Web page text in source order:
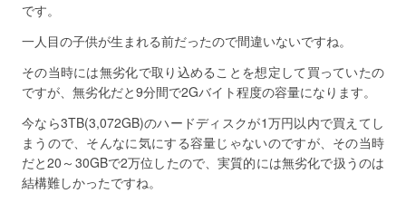
です。
一人目の子供が生まれる前だったので間違いないですね。
その当時には無劣化で取り込めることを想定して買っていたの
ですが、無劣化だと9分間で2Gバイト程度の容量になります。
今なら3TB(3,072GB)のハードディスクが1万円以内で買えてし
まうので、そんなに気にする容量じゃないのですが、その当時
だと20～30GBで2万位したので、実質的には無劣化で扱うのは
結構難しかったですね。